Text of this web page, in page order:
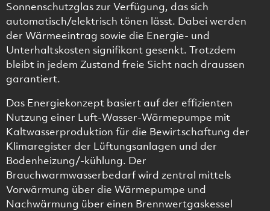
Sonnenschutzglas zur Verfügung, das sich
automatisch/elektrisch tönen lässt. Dabei werden
der Wärmeeintrag sowie die Energie- und
Unterhaltskosten signifikant gesenkt. Trotzdem
bleibt in jedem Zustand freie Sicht nach draussen
garantiert.
Das Energiekonzept basiert auf der effizienten
Nutzung einer Luft-Wasser-Wärmepumpe mit
Kaltwasserproduktion für die Bewirtschaftung der
Klimaregister der Lüftungsanlagen und der
Bodenheizung/-kühlung. Der
Brauchwarmwasserbedarf wird zentral mittels
Vorwärmung über die Wärmepumpe und
Nachwärmung über einen Brennwertgaskessel